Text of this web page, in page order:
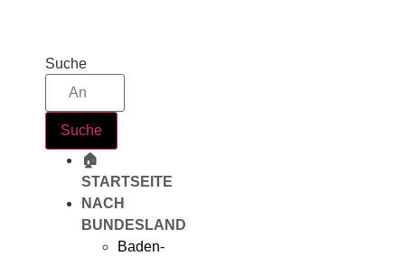
Suche
Suche
🏠
STARTSEITE
NACH
BUNDESLAND
Baden-